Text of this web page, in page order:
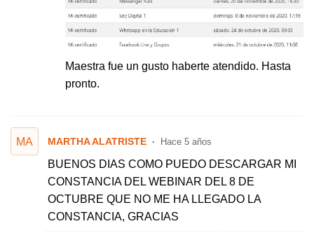
Maestra fue un gusto haberte atendido. Hasta
pronto.
MA MARTHA ALATRISTE Hace 5 años
BUENOS DIAS COMO PUEDO DESCARGAR MI
CONSTANCIA DEL WEBINAR DEL 8 DE
OCTUBRE QUE NO ME HA LLEGADO LA
CONSTANCIA, GRACIAS